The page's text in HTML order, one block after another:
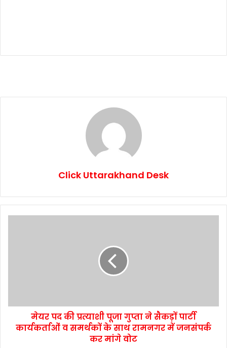
Click Uttarakhand Desk
मेयर पद की प्रत्याशी पूजा गुप्ता ने सैकड़ों पार्टी
कार्यकर्ताओं व समर्थकों के साथ रामनगर में जनसंपर्क
कर मांगे वोट